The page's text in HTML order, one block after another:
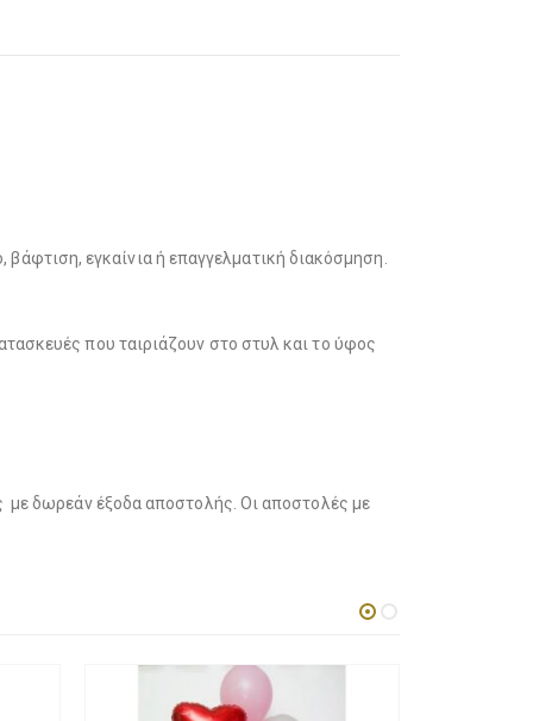
εγκαίνια ή επαγγελματική διακόσμηση.
που ταιριάζουν στο στυλ και το ύφος
με δωρεάν έξοδα αποστολής. Οι αποστολές με